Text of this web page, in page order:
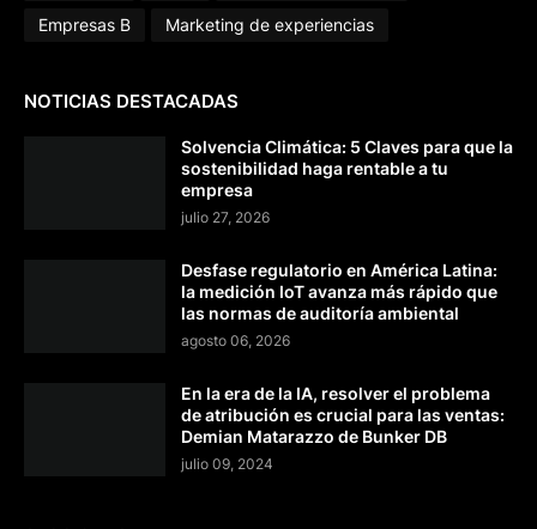
Empresas B
Marketing de experiencias
NOTICIAS DESTACADAS
Solvencia Climática: 5 Claves para que la
sostenibilidad haga rentable a tu
empresa
julio 27, 2026
Desfase regulatorio en América Latina:
la medición IoT avanza más rápido que
las normas de auditoría ambiental
agosto 06, 2026
En la era de la IA, resolver el problema
de atribución es crucial para las ventas:
Demian Matarazzo de Bunker DB
julio 09, 2024